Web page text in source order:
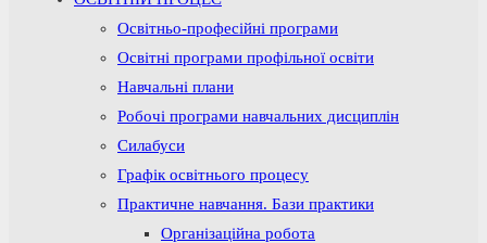
Освітньо-професійні програми
Освітні програми профільної освіти
Навчальні плани
Робочі програми навчальних дисциплін
Силабуси
Графік освітнього процесу
Практичне навчання. Бази практики
Організаційна робота